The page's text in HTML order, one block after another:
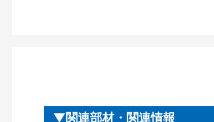
関連部材・関連情報